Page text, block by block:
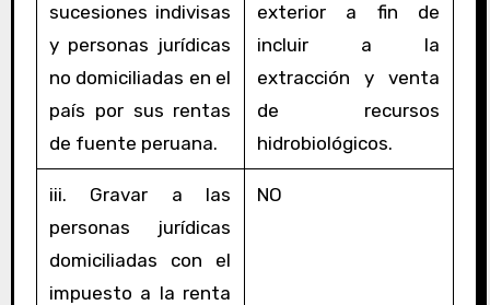
sucesiones indivisas
y personas jurídicas
no domiciliadas en el
país por sus rentas
de fuente peruana.
exterior a fin de
incluir a la
extracción y venta
de recursos
hidrobiológicos.
iii. Gravar a las
personas jurídicas
domiciliadas con el
impuesto a la renta
NO